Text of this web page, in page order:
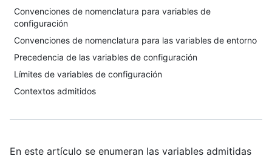
Convenciones de nomenclatura para variables de
configuración
Convenciones de nomenclatura para las variables de entorno
Precedencia de las variables de configuración
Límites de variables de configuración
Contextos admitidos
En este artículo se enumeran las variables admitidas